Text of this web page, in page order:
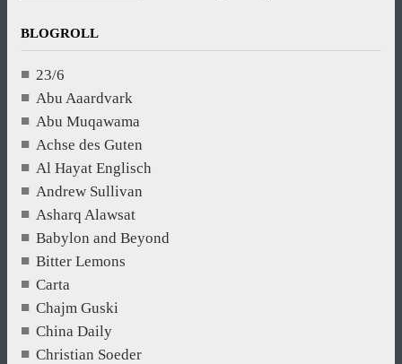
BLOGROLL
23/6
Abu Aaardvark
Abu Muqawama
Achse des Guten
Al Hayat Englisch
Andrew Sullivan
Asharq Alawsat
Babylon and Beyond
Bitter Lemons
Carta
Chajm Guski
China Daily
Christian Soeder